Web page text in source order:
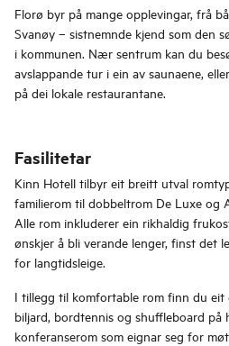
Florø byr på mange opplevingar, frå
Svanøy – sistnemnde kjend som den
i kommunen. Nær sentrum kan du
avslappande tur i ein av saunaene,
på dei lokale restaurantane.
Fasilitetar
Kinn Hotell tilbyr eit breitt utval
familierom til dobbeltrom De Luxe og
Alle rom inkluderer ein rikhaldig
ønskjer å bli verande lenger, finst det
for langtidsleige.
I tillegg til komfortable rom finn du
biljard, bordtennis og shuffleboard på
konferanserom som eignar seg for